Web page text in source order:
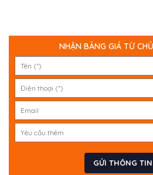
NHẬN BẢNG GIÁ TỪ